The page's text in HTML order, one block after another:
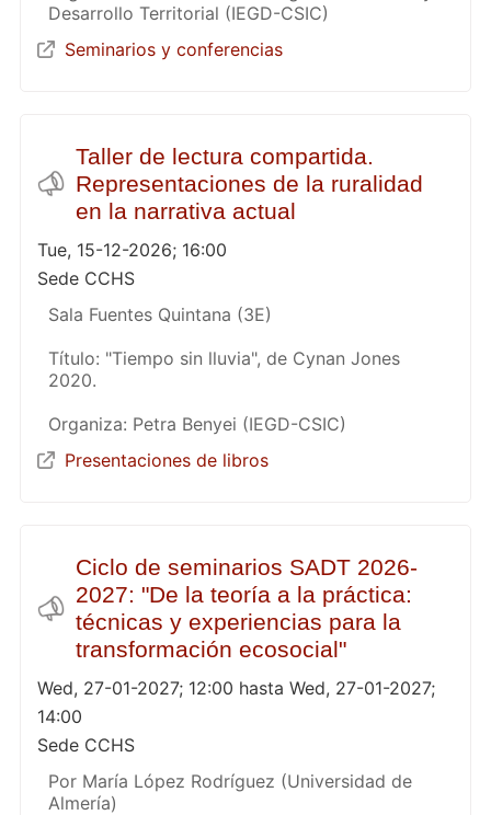
Desarrollo Territorial (IEGD-CSIC)
Seminarios y conferencias
Taller de lectura compartida.
Representaciones de la ruralidad
en la narrativa actual
Tue, 15-12-2026; 16:00
Sede CCHS
Sala Fuentes Quintana (3E)
Título: "Tiempo sin lluvia", de Cynan Jones
2020.
Organiza: Petra Benyei (IEGD-CSIC)
Presentaciones de libros
Ciclo de seminarios SADT 2026-
2027: "De la teoría a la práctica:
técnicas y experiencias para la
transformación ecosocial"
Wed, 27-01-2027; 12:00 hasta Wed, 27-01-2027;
14:00
Sede CCHS
Por María López Rodríguez (Universidad de
Almería)